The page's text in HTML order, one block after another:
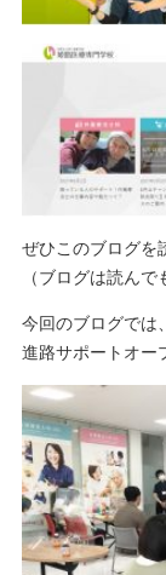
ぜひこのブログを
（ブログは読んで
今回のブログでは
進路サポートオー